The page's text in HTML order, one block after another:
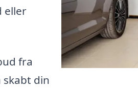
eller
fra
skabt din